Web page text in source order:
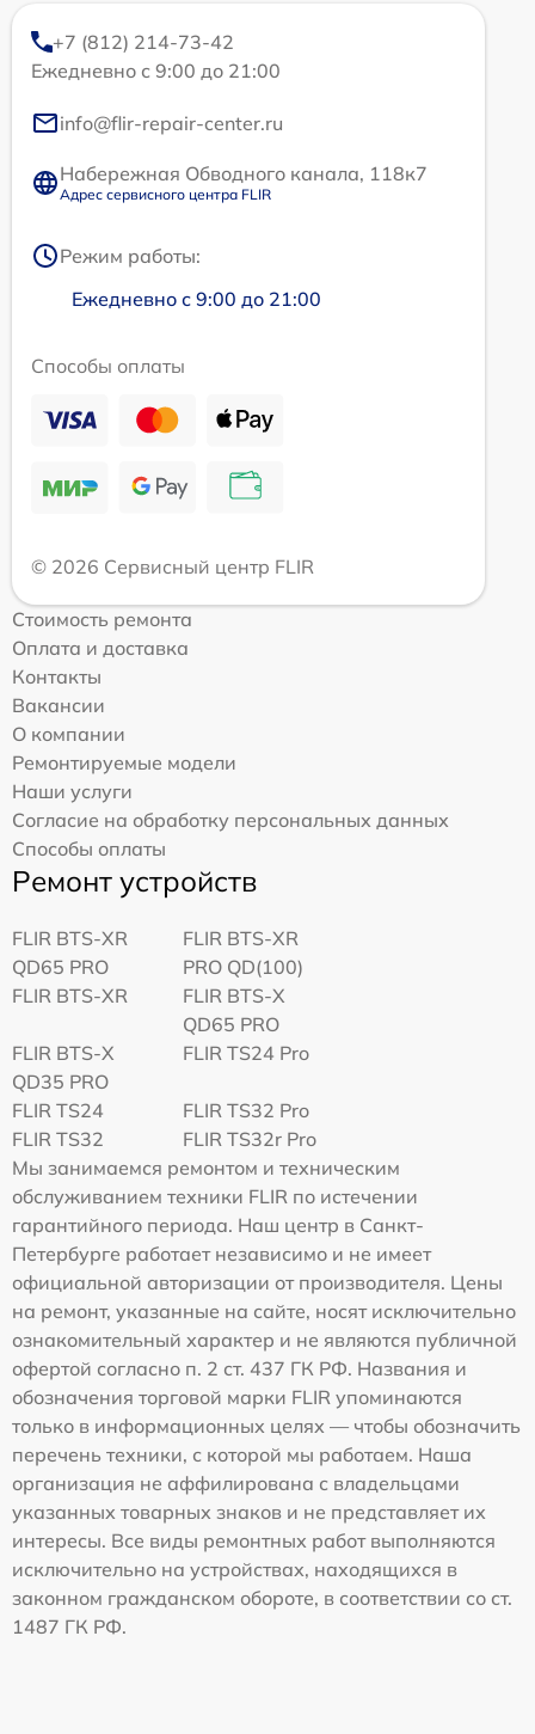
+7 (812) 214-73-42
Ежедневно с 9:00 до 21:00
info@flir-repair-center.ru
Набережная Обводного канала, 118к7
Адрес сервисного центра FLIR
Режим работы:
Ежедневно с 9:00 до 21:00
Способы оплаты
© 2026 Сервисный центр FLIR
Стоимость ремонта
Оплата и доставка
Контакты
Вакансии
О компании
Ремонтируемые модели
Наши услуги
Согласие на обработку персональных данных
Способы оплаты
Ремонт устройств
FLIR BTS-XR
QD65 PRO
FLIR BTS-XR
PRO QD(100)
FLIR BTS-XR
FLIR BTS-X
QD65 PRO
FLIR BTS-X
QD35 PRO
FLIR TS24 Pro
FLIR TS24
FLIR TS32 Pro
FLIR TS32
FLIR TS32r Pro
Мы занимаемся ремонтом и техническим
обслуживанием техники FLIR по истечении
гарантийного периода. Наш центр в Санкт-
Петербурге работает независимо и не имеет
официальной авторизации от производителя. Цены
на ремонт, указанные на сайте, носят исключительно
ознакомительный характер и не являются публичной
офертой согласно п. 2 ст. 437 ГК РФ. Названия и
обозначения торговой марки FLIR упоминаются
только в информационных целях — чтобы обозначить
перечень техники, с которой мы работаем. Наша
организация не аффилирована с владельцами
указанных товарных знаков и не представляет их
интересы. Все виды ремонтных работ выполняются
исключительно на устройствах, находящихся в
законном гражданском обороте, в соответствии со ст.
1487 ГК РФ.